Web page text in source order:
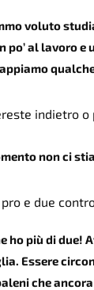
voluto
po’ al lavoro
indietro
non ci
pro e due
ho più di due!
Essere
che